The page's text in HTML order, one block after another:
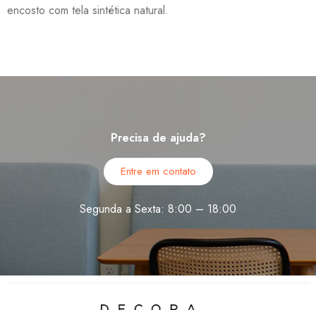
encosto com tela sintética natural.
Precisa de ajuda?
Entre em contato
Segunda a Sexta: 8:00 – 18:00